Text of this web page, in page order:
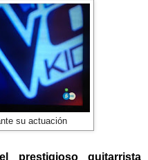
su actuación
prestigioso guitarrista